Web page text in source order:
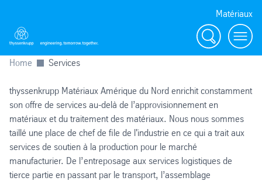
Matériaux
Search menu
Home Services
thyssenkrupp Matériaux Amérique du Nord enrichit constamment
son offre de services au-delà de l’approvisionnement en
matériaux et du traitement des matériaux. Nous nous sommes
taillé une place de chef de file de l'industrie en ce qui a trait aux
services de soutien à la production pour le marché
manufacturier. De l’entreposage aux services logistiques de
tierce partie en passant par le transport, l’assemblage